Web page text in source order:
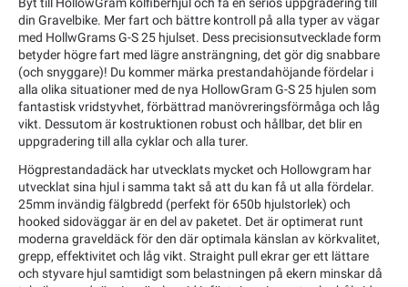
Byt till HollowGram kolfiberhjul och få en seriös uppgradering till
din Gravelbike. Mer fart och bättre kontroll på alla typer av vägar
med HollwGrams G-S 25 hjulset. Dess precisionsutvecklade form
betyder högre fart med lägre ansträngning, det gör dig snabbare
(och snyggare)! Du kommer märka prestandahöjande fördelar i
alla olika situationer med de nya HollowGram G-S 25 hjulen som
fantastisk vridstyvhet, förbättrad manövreringsförmåga och låg
vikt. Dessutom är kostruktionen robust och hållbar, det blir en
uppgradering till alla cyklar och alla turer.
Högprestandadäck har utvecklats mycket och Hollowgram har
utvecklat sina hjul i samma takt så att du kan få ut alla fördelar.
25mm invändig fälgbredd (perfekt för 650b hjulstorlek) och
hooked sidoväggar är en del av paketet. Det är optimerat runt
moderna graveldäck för den där optimala känslan av körkvalitet,
grepp, effektivitet och låg vikt. Straight pull ekrar ger ett lättare
och styvare hjul samtidigt som belastningen på ekern minskar då